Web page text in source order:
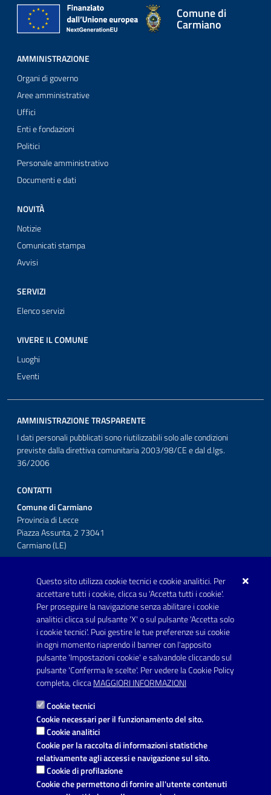
Questo sito utilizza cookie tecnici e cookie analitici. Per
accettare tutti i cookie, clicca su 'Accetta tutti i cookie'.
Per proseguire la navigazione senza abilitare i cookie
analitici clicca sul pulsante 'X' o sul pulsante 'Accetta solo
i cookie tecnici'. Puoi gestire le tue preferenze sui cookie
in ogni momento riaprendo il banner con l'apposito
pulsante 'Impostazioni cookie' e salvandole cliccando sul
pulsante 'Conferma le scelte'. Per vedere la Cookie Policy
completa, cliccaMAGGIORI INFORMAZIONI
Cookie tecnici
Cookie necessari per il funzionamento del sito.
Cookie analitici
Cookie per la raccolta di informazioni statistiche
relativamente agli accessi e navigazione sul sito.
Cookie di profilazione
Cookie che permettono di fornire all'utente contenuti
Comune di
Carmiano
AMMINISTRAZIONE
Organi di governo
Aree amministrative
Uffici
Enti e fondazioni
Politici
Personale amministrativo
Documenti e dati
NOVITÀ
Notizie
Comunicati stampa
Avvisi
SERVIZI
Elenco servizi
VIVERE IL COMUNE
Luoghi
Eventi
AMMINISTRAZIONE TRASPARENTE
I dati personali pubblicati sono riutilizzabili solo alle condizioni
previste dalla direttiva comunitaria 2003/98/CE e dal d.lgs.
36/2006
CONTATTI
Comune di Carmiano
Provincia di Lecce
Piazza Assunta, 2 73041
Carmiano (LE)
Posta Elettronica Certificata:
protocollo.comunecarmiano@pec.rupar.puglia.it
URP - Ufficio Relazioni con il Pubblico
Link utili
Informativa privacy
Dichiarazione di accessibilità
Note legali
Domande frequenti
Richiesta di assistenza